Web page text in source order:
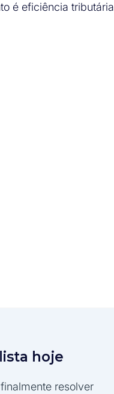
é eficiência tributária
hoje
resolver